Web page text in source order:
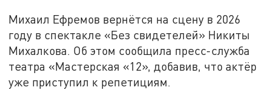
Михаил Ефремов вернётся на сцену в 2026
году в спектакле «Без свидетелей» Никиты
Михалкова. Об этом сообщила пресс-служба
театра «Мастерская «12», добавив, что актёр
уже приступил к репетициям.